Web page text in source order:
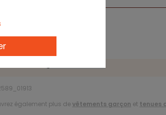
également plus devêtements garçon et tenues